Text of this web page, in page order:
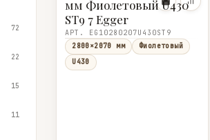
72
22
15
11
мм Фиолетовый U430
ST9 7 Egger
АРТ. EG10280207U430ST9
2800×2070 мм
Фиолетовый
U430